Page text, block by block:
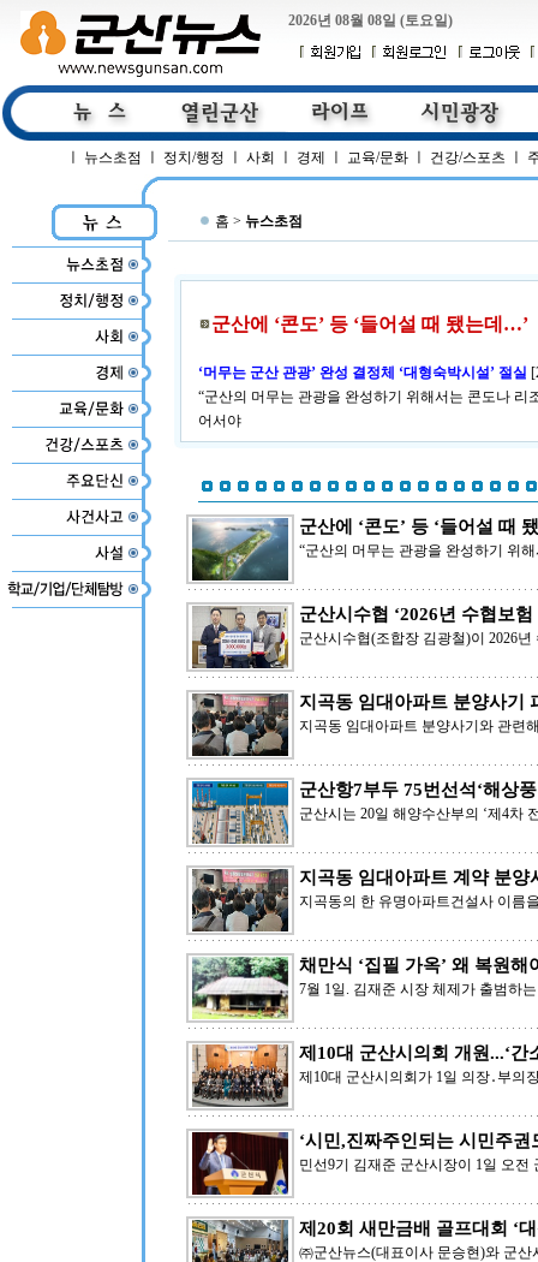
2026년 08월 08일 (토요일)
뉴스초점 정치/행정 사회 경제 교육/문화 건강/스포츠
홈 > 뉴스초점
군산에 ‘콘도’ 등 ‘들어설 때 됐는데…’
‘머무는 군산 관광’ 완성 결정체 ‘대형숙박시설’ 절실 [
“군산의 머무는 관광을 완성하기 위해서는 콘도나 리
어서야
군산에 ‘콘도’ 등 ‘들어설 때
“군산의 머무는 관광을 완성하기 위
군산시수협 ‘2026년 수협보
군산시수협(조합장 김광철)이 2026
지곡동 임대아파트 분양사기
지곡동 임대아파트 분양사기와 관련
군산항7부두 75번선석‘해상
군산시는 20일 해양수산부의 ‘제4차
지곡동 임대아파트 계약 분양
지곡동의 한 유명아파트건설사 이름
채만식 ‘집필 가옥’ 왜 복원해
7월 1일. 김재준 시장 체제가 출범하
제10대 군산시의회 개원...‘간
제10대 군산시의회가 1일 의장․부의
‘시민,진짜주인되는 시민주권
민선9기 김재준 군산시장이 1일 오
제20회 새만금배 골프대회 ‘
㈜군산뉴스(대표이사 문승현)와 군